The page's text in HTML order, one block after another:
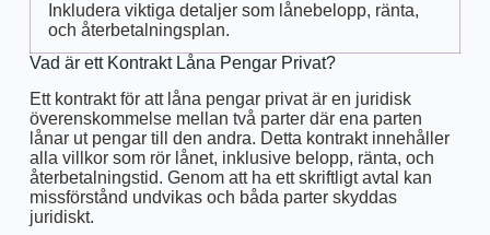
Inkludera viktiga detaljer som lånebelopp, ränta,
och återbetalningsplan.
Vad är ett Kontrakt Låna Pengar Privat?
Ett kontrakt för att låna pengar privat är en juridisk
överenskommelse mellan två parter där ena parten
lånar ut pengar till den andra. Detta kontrakt innehåller
alla villkor som rör lånet, inklusive belopp, ränta, och
återbetalningstid. Genom att ha ett skriftligt avtal kan
missförstånd undvikas och båda parter skyddas
juridiskt.